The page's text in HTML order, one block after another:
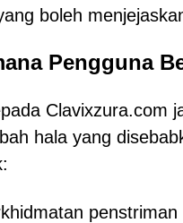
boleh
Pengguna
Clavixzura.com
hala yang